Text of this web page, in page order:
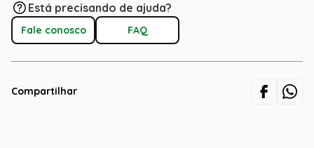
Está precisando de ajuda?
Fale conosco FAQ
Compartilhar